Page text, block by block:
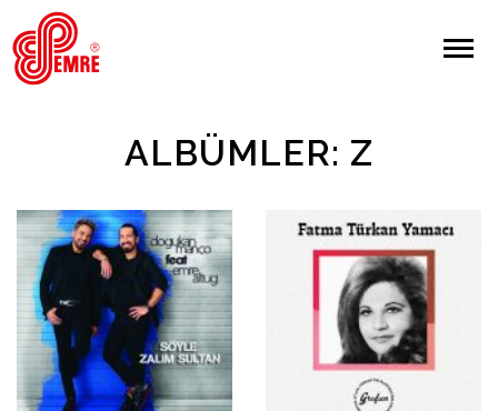
EMRE PLAK
Giriş Yap/Kayıt Ol
Anasayfa
Hakkımızda
ALBÜMLER: Z